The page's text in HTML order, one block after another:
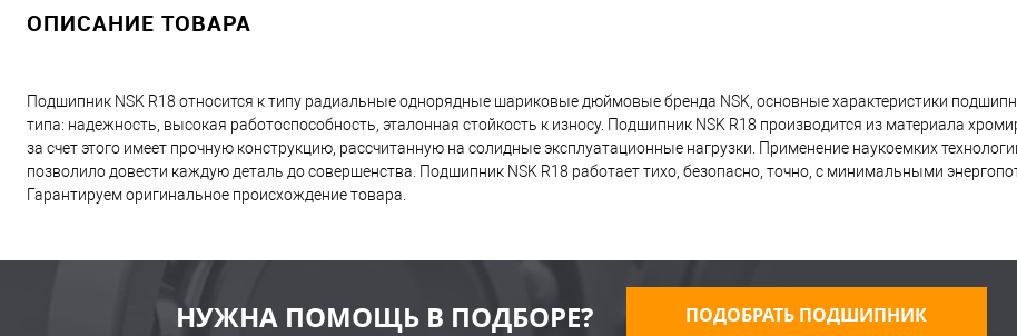
ОПИСАНИЕ ТОВАРА
Подшипник NSK R18 относится к типу радиальные однорядные шариковые дюймовые бренда NSK, основные характеристики
типа: надежность, высокая работоспособность, эталонная стойкость к износу. Подшипник NSK R18 производится из материала
за счет этого имеет прочную конструкцию, рассчитанную на солидные эксплуатационные нагрузки. Применение наукоемких
позволило довести каждую деталь до совершенства. Подшипник NSK R18 работает тихо, безопасно, точно, с минимальными
Гарантируем оригинальное происхождение товара.
НУЖНА ПОМОЩЬ В ПОДБОРЕ? ПОДОБРАТЬ ПОДШИПНИК